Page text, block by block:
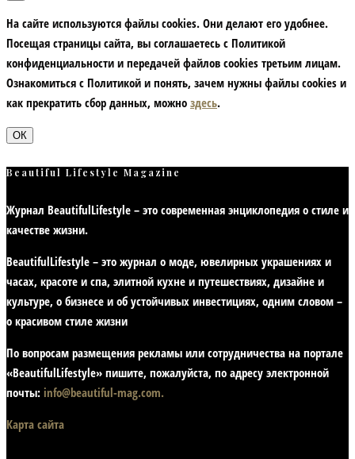
На сайте используются файлы cookies. Они делают его удобнее.
Посещая страницы сайта, вы соглашаетесь с Политикой
конфиденциальности и передачей файлов cookies третьим лицам.
Ознакомиться с Политикой и понять, зачем нужны файлы сookies и
как прекратить сбор данных, можно здесь.
ОК
Beautiful Lifestyle Magazine
Журнал BeautifulLifestyle – это современная энциклопедия о стиле и
качестве жизни.
BeautifulLifestyle – это журнал о моде, ювелирных украшениях и
часах, красоте и спа, элитной кухне и путешествиях, дизайне и
культуре, о бизнесе и об устойчивых инвестициях, одним словом –
о красивом стиле жизни
По вопросам размещения рекламы или сотрудничества на портале
«BeautifulLifestyle» пишите, пожалуйста, по адресу электронной
почты: info@beautiful-mag.com.
Карта сайта